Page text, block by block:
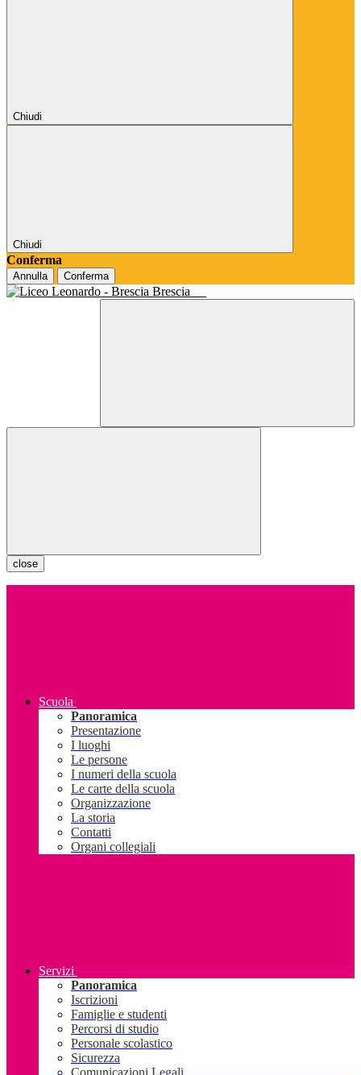
Chiudi
Chiudi
Conferma
Annulla Conferma
Brescia
close
Scuola
Panoramica
Presentazione
I luoghi
Le persone
I numeri della scuola
Le carte della scuola
Organizzazione
La storia
Contatti
Organi collegiali
Servizi
Panoramica
Iscrizioni
Famiglie e studenti
Percorsi di studio
Personale scolastico
Sicurezza